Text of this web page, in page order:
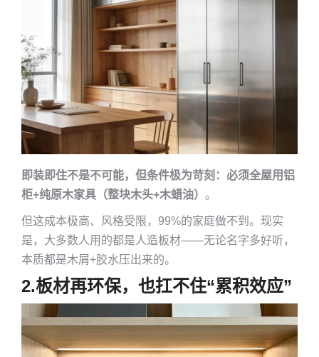
即装即住不是不可能，但条件极为苛刻： 必须全屋用铝
柜+纯原木家具（整块木头+木蜡油） 。
但这成本极高、风格受限，99%的家庭做不到。现实
是，大多数人用的都是人造板材——无论名字多好听，
本质都是木屑+胶水压出来的。
2.板材再环保，也扛不住“累积效应”